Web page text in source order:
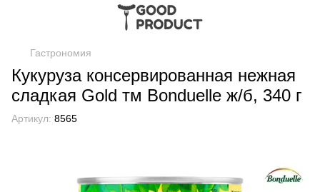
Гастрономия
Кукуруза консервированная нежная
сладкая Gold тм Bonduelle ж/б, 340 г
Артикул: 8565